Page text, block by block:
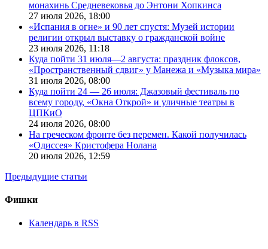
монахинь Средневековья до Энтони Хопкинса
27 июля 2026, 18:00
«Испания в огне» и 90 лет спустя: Музей истории
религии открыл выставку о гражданской войне
23 июля 2026, 11:18
Куда пойти 31 июля—2 августа: праздник флоксов,
«Пространственный сдвиг» у Манежа и «Музыка мира»
31 июля 2026, 08:00
Куда пойти 24 — 26 июля: Джазовый фестиваль по
всему городу, «Окна Открой» и уличные театры в
ЦПКиО
24 июля 2026, 08:00
На греческом фронте без перемен. Какой получилась
«Одиссея» Кристофера Нолана
20 июля 2026, 12:59
Предыдущие статьи
Фишки
Календарь в RSS